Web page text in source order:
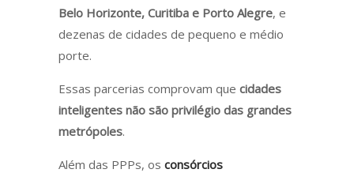
Belo Horizonte, Curitiba e Porto Alegre, e
dezenas de cidades de pequeno e médio
porte.
Essas parcerias comprovam que cidades
inteligentes não são privilégio das grandes
metrópoles.
Além das PPPs, os consórcios